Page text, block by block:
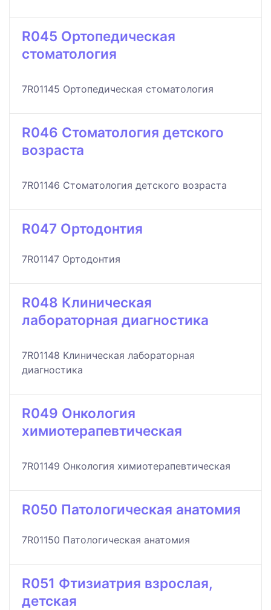
R045 Ортопедическая
стоматология
7R01145 Ортопедическая стоматология
R046 Стоматология детского
возраста
7R01146 Стоматология детского возраста
R047 Ортодонтия
7R01147 Ортодонтия
R048 Клиническая
лабораторная диагностика
7R01148 Клиническая лабораторная
диагностика
R049 Онкология
химиотерапевтическая
7R01149 Онкология химиотерапевтическая
R050 Патологическая анатомия
7R01150 Патологическая анатомия
R051 Фтизиатрия взрослая,
детская